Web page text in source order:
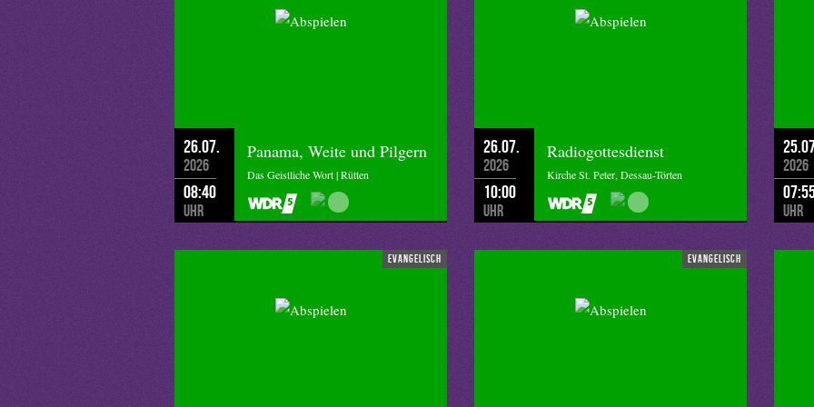
Buch wird dazu aufgezählt: „die Erfindung von Uhrwerk, Kompass und der Brille auf der Nase, die
wurden.[2]
Und wenn ich dann in unsere Zeit schaue: 2015 lebten global zum ersten Mal in der Geschichte mehr
Menschen in der Stadt als auf dem Land. In Deutschland lebten jetzt schon fast 80 Prozent der
Bevölkerung in Städten. Damit stellen sich Fragen nach dem Miteinander im städtischen Umfeld –
damals wie heute. So ein Blick in die Vergangenheit kann ja helfen, die Gegenwart besser zu verstehen.
Und vielleicht werden damit aus Ansichten sogar Einsichten?
In unseren Zeiten wachsender gesellschaftlicher Polarisierung ist es wichtig, dass wir wieder mehr
gemeinsame Ansichten und Einsichten entwickeln. Aber wo wären Orte und Räume dafür? – so frage
ich mich. Vielleicht ist das ja ein wichtiger Impuls für die Christinnen und Christen in den Städten von
26.07.
2026
08:40
Uhr
Panama, Weite und Pilgern
Das Geistliche Wort | Rütten
26.07.
2026
10:00
Uhr
Radiogottesdienst
Kirche St. Peter, Dessau-Törten
2026
Uhr
evangelisch evangelisch